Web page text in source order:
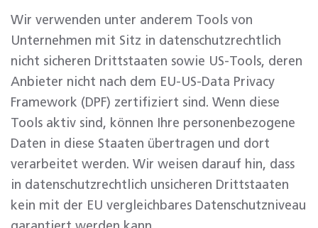
Wir verwenden unter anderem Tools von
Unternehmen mit Sitz in datenschutzrechtlich
nicht sicheren Drittstaaten sowie US-Tools, deren
Anbieter nicht nach dem EU-US-Data Privacy
Framework (DPF) zertifiziert sind. Wenn diese
Tools aktiv sind, können Ihre personenbezogene
Daten in diese Staaten übertragen und dort
verarbeitet werden. Wir weisen darauf hin, dass
in datenschutzrechtlich unsicheren Drittstaaten
kein mit der EU vergleichbares Datenschutzniveau